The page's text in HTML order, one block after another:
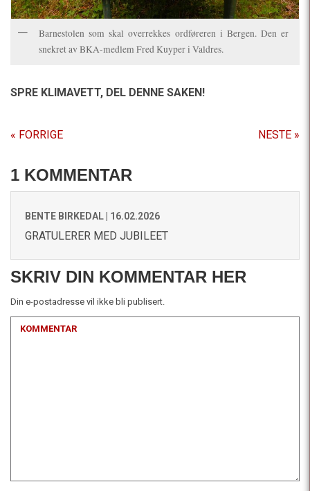
Barnestolen som skal overrekkes ordføreren i Bergen. Den er
snekret av BKA-medlem Fred Kuyper i Valdres.
SPRE KLIMAVETT, DEL DENNE SAKEN!
« FORRIGE NESTE »
1 KOMMENTAR
BENTE BIRKEDAL | 16.02.2026
GRATULERER MED JUBILEET
SKRIV DIN KOMMENTAR HER
Din e-postadresse vil ikke bli publisert.
KOMMENTAR